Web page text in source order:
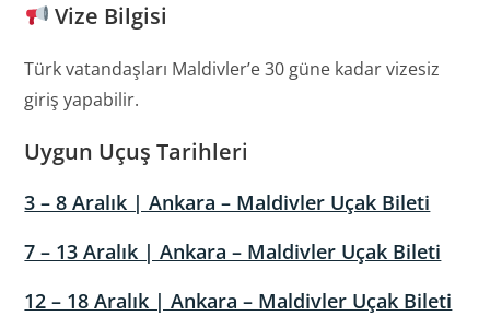
Vize Bilgisi
Türk vatandaşları Maldivler’e 30 güne kadar vizesiz
giriş yapabilir.
Uygun Uçuş Tarihleri
3 – 8 Aralık | Ankara – Maldivler Uçak Bileti
7 – 13 Aralık | Ankara – Maldivler Uçak Bileti
12 – 18 Aralık | Ankara – Maldivler Uçak Bileti